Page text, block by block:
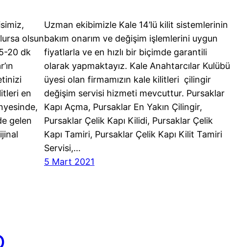
olsun
20 dk
en
gelen
Uzman ekibimizle Kale 14’lü kilit sistemlerinin
bakım onarım ve değişim işlemlerini uygun
fiyatlarla ve en hızlı bir biçimde garantili
olarak yapmaktayız. Kale Anahtarcılar Kulübü
üyesi olan firmamızın kale kilitleri çilingir
değişim servisi hizmeti mevcuttur. Pursaklar
Kapı Açma, Pursaklar En Yakın Çilingir,
Pursaklar Çelik Kapı Kilidi, Pursaklar Çelik
Kapı Tamiri, Pursaklar Çelik Kapı Kilit Tamiri
Servisi,…
5 Mart 2021